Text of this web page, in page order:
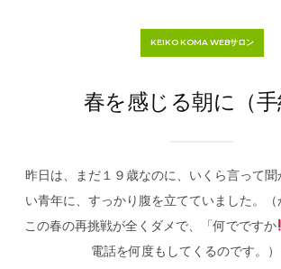
KEIKO KOMA WEBサロン
春を感じる朝に（手
昨日は、まだ１９歳なのに、いくら言って
い青年に、すっかり腹を立てていました。（
この春の再挑戦が全くダメで、「何でですか
電話を何度もしてくるのです。